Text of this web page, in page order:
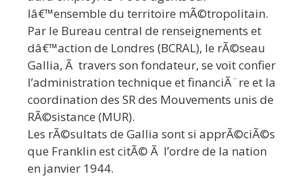
lâ€™ensemble du territoire mÃ©tropolitain.
Par le Bureau central de renseignements et
dâ€™action de Londres (BCRAL), le rÃ©seau
Gallia, Ã travers son fondateur, se voit confier
l’administration technique et financiÃ¨re et la
coordination des SR des Mouvements unis de
RÃ©sistance (MUR).
Les rÃ©sultats de Gallia sont si apprÃ©ciÃ©s
que Franklin est citÃ© Ã l’ordre de la nation
en janvier 1944.